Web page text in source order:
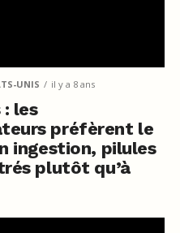
UNIS il y a 8 ans
les
préfèrent le
ingestion, pilules
plutôt qu’à